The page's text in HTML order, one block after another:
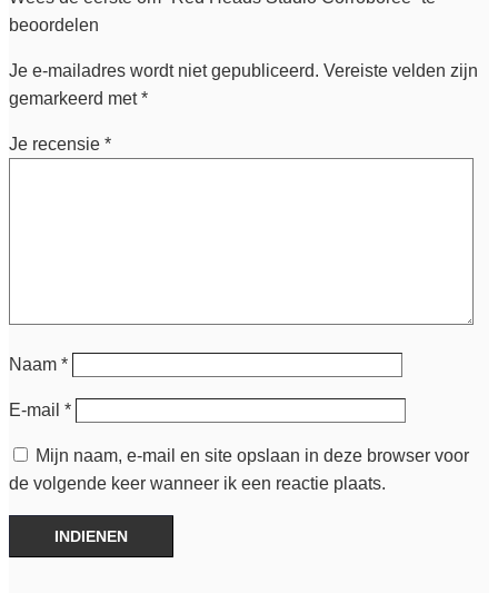
beoordelen
Je e-mailadres wordt niet gepubliceerd. Vereiste velden zijn
gemarkeerd met*
Je recensie *
Naam *
E-mail *
Mijn naam, e-mail en site opslaan in deze browser voor
de volgende keer wanneer ik een reactie plaats.
INDIENEN